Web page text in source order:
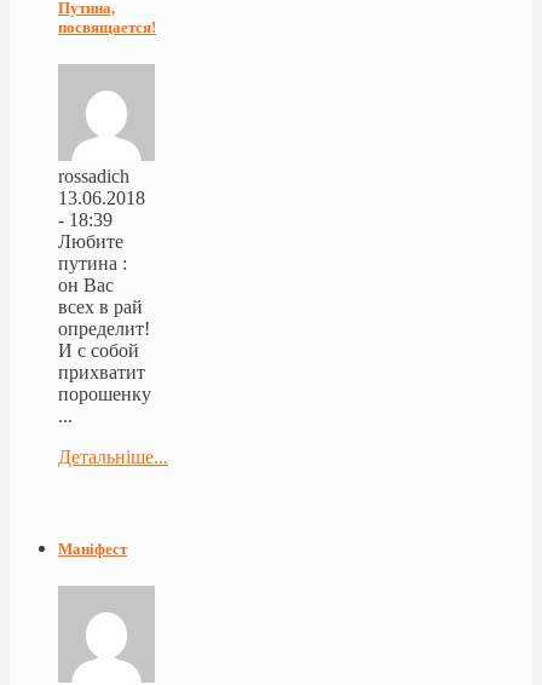
Путина,
посвящается!
rossadich
13.06.2018
- 18:39
Любите
путина :
он Вас
всех в рай
определит!
И с собой
прихватит
порошенку
...
Детальніше...
Маніфест